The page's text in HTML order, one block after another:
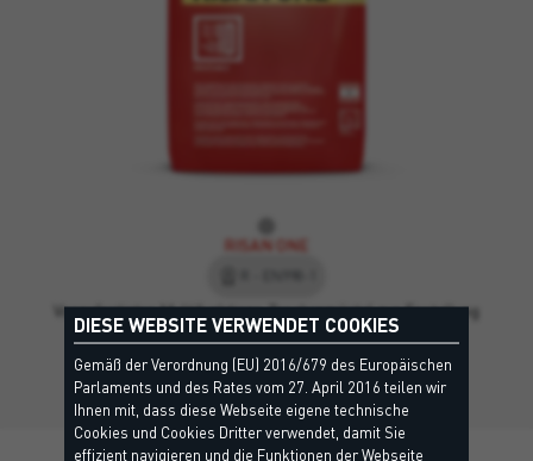
RISAN ONE
Vorgefertigter Multifunktions-Trockenmörtel zur Erstellung
des Spritzbewurfs mit Salzsperrfunktion, und als…
DIESE WEBSITE VERWENDET COOKIES
Gemäß der Verordnung (EU) 2016/679 des Europäischen
Parlaments und des Rates vom 27. April 2016 teilen wir
Ihnen mit, dass diese Webseite eigene technische
Cookies und Cookies Dritter verwendet, damit Sie
effizient navigieren und die Funktionen der Webseite